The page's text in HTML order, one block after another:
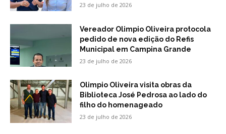
23 de julho de 2026
Vereador Olimpio Oliveira protocola
pedido de nova edição do Refis
Municipal em Campina Grande
23 de julho de 2026
Olimpio Oliveira visita obras da
Biblioteca José Pedrosa ao lado do
filho do homenageado
23 de julho de 2026